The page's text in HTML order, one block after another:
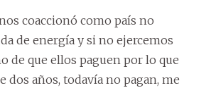
coaccionó como país no
de energía y si no ejercemos
de que ellos paguen por lo que
dos años, todavía no pagan, me